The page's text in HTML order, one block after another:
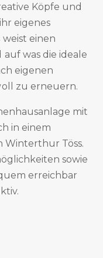
Köpfe und
eigenes
einen
was die ideale
eigenen
zu erneuern.
mit
in einem
Töss.
sowie
erreichbar